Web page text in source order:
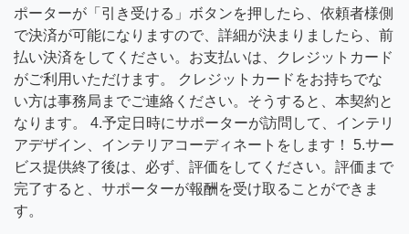
ポーターが「引き受ける」ボタンを押したら、依頼者様側
で決済が可能になりますので、詳細が決まりましたら、前
払い決済をしてください。お支払いは、クレジットカード
がご利用いただけます。 クレジットカードをお持ちでな
い方は事務局までご連絡ください。そうすると、本契約と
なります。 4.予定日時にサポーターが訪問して、インテリ
アデザイン、インテリアコーディネートをします！ 5.サー
ビス提供終了後は、必ず、評価をしてください。評価まで
完了すると、サポーターが報酬を受け取ることができま
す。